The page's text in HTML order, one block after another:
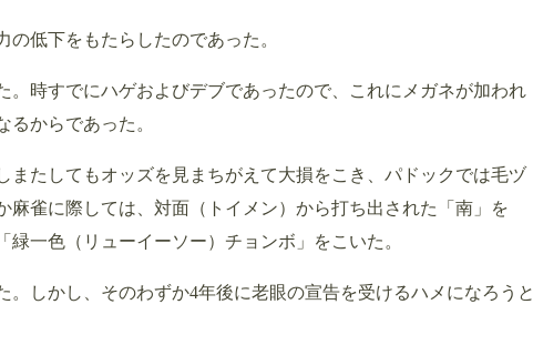
低下をもたらしたのであった。
。時すでにハゲおよびデブであったので、これにメガネが加われ
るからであった。
またしてもオッズを見まちがえて大損をこき、パドックでは毛ヅ
麻雀に際しては、対面（トイメン）から打ち出された「南」を
緑一色（リューイーソー）チョンボ」をこいた。
。しかし、そのわずか4年後に老眼の宣告を受けるハメになろうと